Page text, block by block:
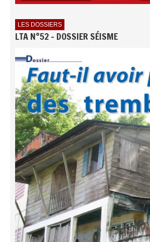
LES DOSSIERS
LTA N°52 - DOSSIER SÉISME